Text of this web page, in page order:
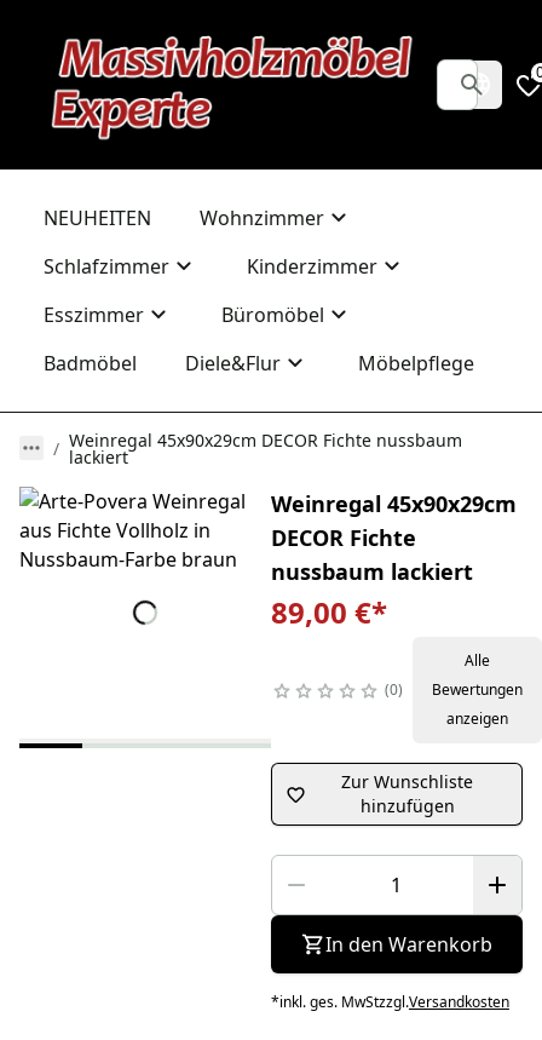
NEUHEITEN
Wohnzimmer
Schlafzimmer
Kinderzimmer
Esszimmer
Büromöbel
Badmöbel
Diele&Flur Möbelpflege
Weinregal 45x90x29cm DECOR Fichte nussbaum
lackiert
Weinregal 45x90x29cm
DECOR Fichte
nussbaum lackiert
89,00 €*
0
Alle
Bewertungen
anzeigen
Zur Wunschliste
hinzufügen
In den Warenkorb
*inkl. ges. MwStzzgl.Versandkosten